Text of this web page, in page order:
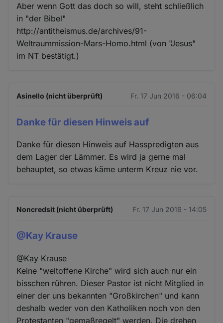
Aber wenn Gott das doch so will, steht schließlich
in "der Bibel"
http://antitheismus.de/archives/91-
Weltraummission-Mars-Homo.html (von "Jesus"
im NT bestätigt.)
Asinello (nicht überprüft) Fr. 17 Jun 2016 - 06:04
Danke für diesen Hinweis auf
Danke für diesen Hinweis auf Hasspredigten aus
dem Lager der Lämmer. Es wird ja gerne mal
behauptet, so etwas käme unterm Kreuz nie vor.
Noncredsit (nicht überprüft) Fr. 17 Jun 2016 - 14:05
@Kay Krause
@Kay Krause
Keine "weltoffene Kirche" wird sich auch nur ein
bisschen rühren. Dieser Pastor ist nicht Mitglied in
einer der uns bekannten "Großkirchen" und kann
deshalb weder von den Katholiken noch von den
Protestanten "gemaßregelt" werden. Die drehen